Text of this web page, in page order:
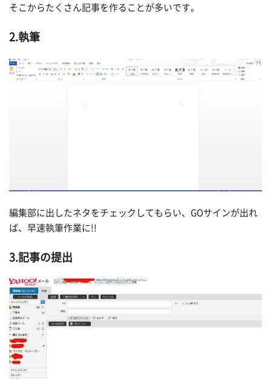
そこからたくさん記事を作ることが多いです。
2.執筆
編集部に出したネタをチェックしてもらい、GOサインが出れ
ば、早速執筆作業に!!
3.記事の提出